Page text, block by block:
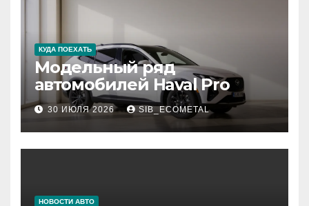
КУДА ПОЕХАТЬ
Модельный ряд
автомобилей Haval Pro
30 ИЮЛЯ 2026 SIB_ECOMETAL
НОВОСТИ АВТО